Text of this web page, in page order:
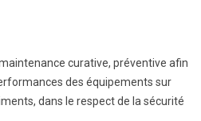
curative, préventive afin
des équipements sur
dans le respect de la sécurité